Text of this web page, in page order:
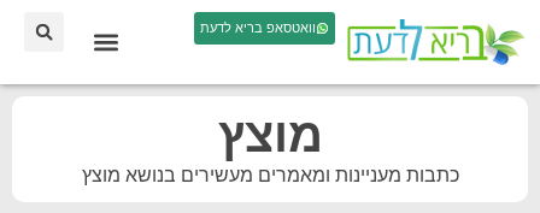
וואטסאפ בריא לדעת
מוצץ
כתבות מעניינות ומאמרים מעשירים בנושא מוצץ